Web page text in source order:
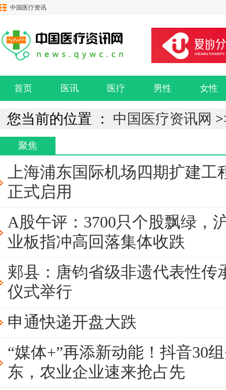
中国医疗资讯
首页 医讯 医疗 男性 女性
您当前的位置 ： 中国医疗资讯网
聚焦
上海浦东国际机场四期扩建工
正式启用
A股午评：3700只个股飘绿，
业板指冲高回落集体收跌
郏县：唐钧省级非遗代表性传
仪式举行
申通快递开盘大跌
“媒体+”再添新动能！抖音30
东，农业企业速来抢占先